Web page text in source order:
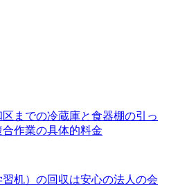
までの冷蔵庫と食器棚の引っ
作業の具体的料金
机）の回収は安心の法人の会